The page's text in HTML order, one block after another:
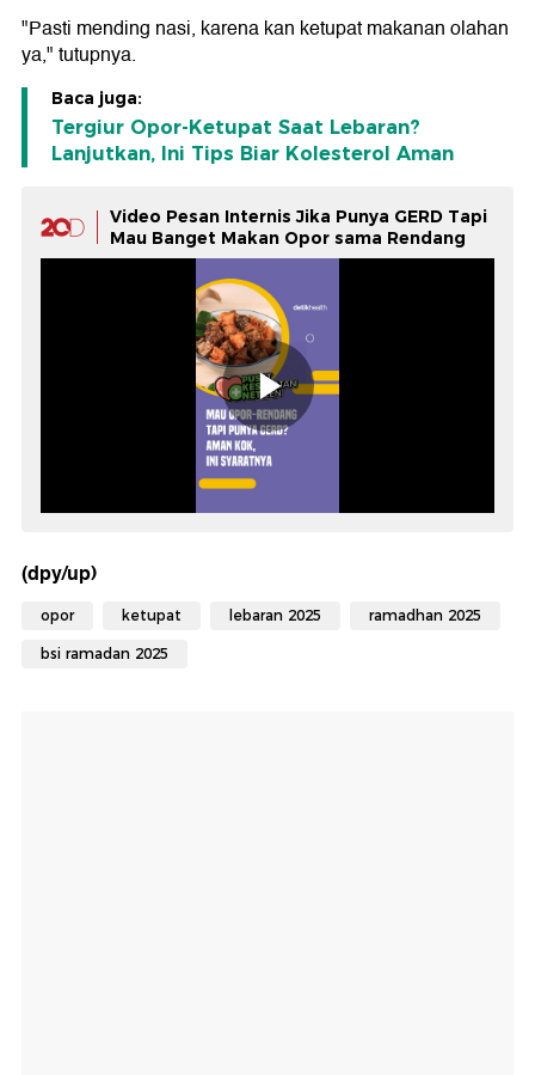
"Pasti mending nasi, karena kan ketupat makanan olahan
ya," tutupnya.
Baca juga:
Tergiur Opor-Ketupat Saat Lebaran?
Lanjutkan, Ini Tips Biar Kolesterol Aman
Video Pesan Internis Jika Punya GERD Tapi
Mau Banget Makan Opor sama Rendang
(dpy/up)
opor ketupat lebaran 2025 ramadhan 2025
bsi ramadan 2025